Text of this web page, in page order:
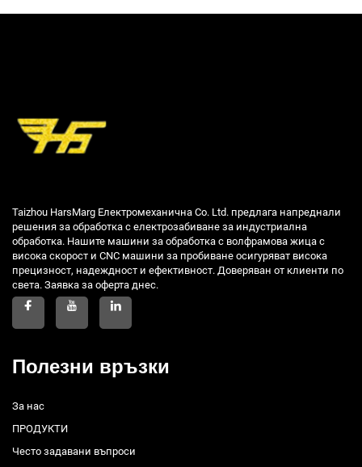
Taizhou HarsMarg Електромеханична Co. Ltd. предлага напреднали
решения за обработка с електрозабиване за индустриална
обработка. Нашите машини за обработка с волфрамова жица с
висока скорост и CNC машини за пробиване осигуряват висока
прецизност, надеждност и ефективност. Доверяван от клиенти по
света. Заявка за оферта днес.
Полезни връзки
За нас
ПРОДУКТИ
Често задавани въпроси